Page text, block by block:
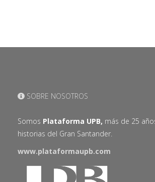
SOBRE NOSOTROS
Somos Plataforma UPB, más de 25
historias del Gran Santander.
www.plataformaupb.com